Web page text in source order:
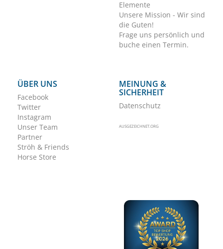
Elemente
Unsere Mission - Wir sind
die Guten!
Frage uns persönlich und
buche einen Termin.
ÜBER UNS
Facebook
Twitter
Instagram
Unser Team
Partner
Ströh & Friends
Horse Store
MEINUNG &
SICHERHEIT
Datenschutz
AUSGEZEICHNET.ORG